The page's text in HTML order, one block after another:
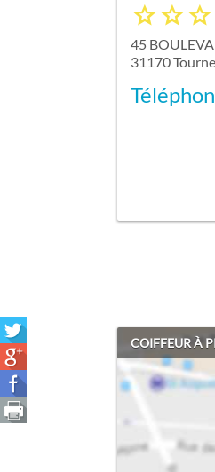
45
31170
COIFFEUR À